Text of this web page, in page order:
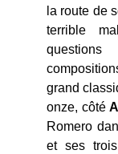
la route de
terrible
grand
onze, côté
Romero
et ses